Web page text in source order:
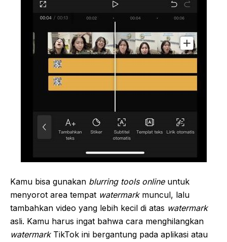
Kamu bisa gunakan blurring tools online untuk
menyorot area tempat watermark muncul, lalu
tambahkan video yang lebih kecil di atas watermark
asli. Kamu harus ingat bahwa cara menghilangkan
watermark TikTok ini bergantung pada aplikasi atau